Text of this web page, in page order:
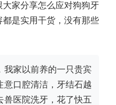
家分享怎么应对狗狗牙
是实用干货，没有那些
我家以前养的一只贵宾
意口腔清洁，牙结石越
兽医院洗牙，花了快五